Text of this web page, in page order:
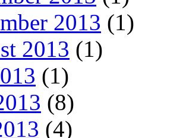
2013 (1)
2013 (1)
(1)
(8)
(4)